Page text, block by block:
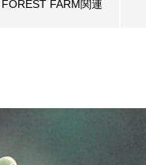
FOREST FARM関連